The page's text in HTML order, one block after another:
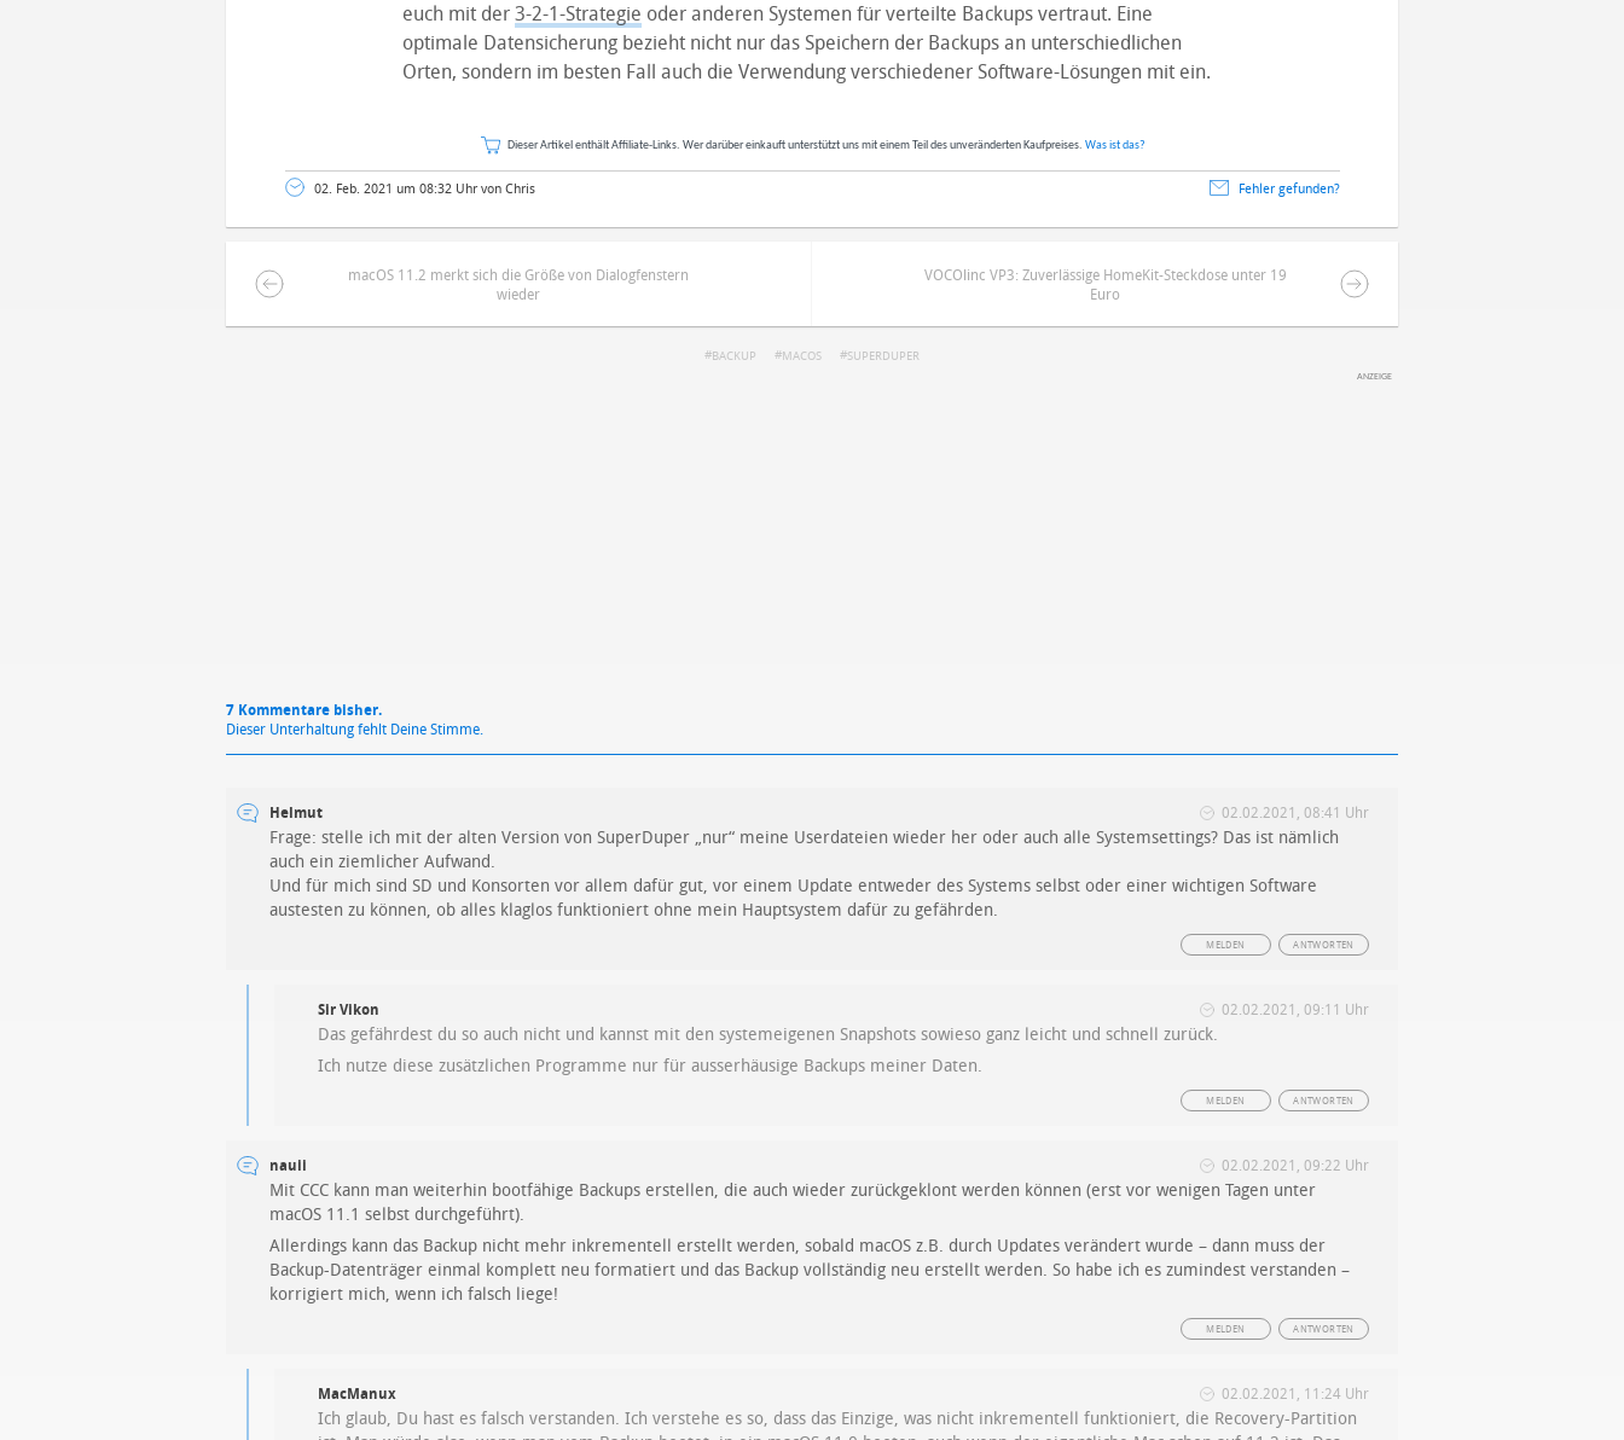
euch mit der 3-2-1-Strategie oder anderen Systemen für verteilte Backups vertraut. Eine
optimale Datensicherung bezieht nicht nur das Speichern der Backups an unterschiedlichen
Orten, sondern im besten Fall auch die Verwendung verschiedener Software-Lösungen mit ein.
Dieser Artikel enthält Affiliate-Links. Wer darüber einkauft unterstützt uns mit einem Teil des unveränderten Kaufpreises. Was ist das?
02. Feb. 2021 um 08:32 Uhr von Chris Fehler gefunden?
macOS 11.2 merkt sich die Größe von Dialogfenstern
wieder
VOCOlinc VP3: Zuverlässige HomeKit-Steckdose unter 19
Euro
BACKUP MACOS SUPERDUPER
7 Kommentare bisher.
Dieser Unterhaltung fehlt Deine Stimme.
Helmut 02.02.2021, 08:41 Uhr
Frage: stelle ich mit der alten Version von SuperDuper „nur“ meine Userdateien wieder her oder auch alle Systemsettings? Das ist nämlich
auch ein ziemlicher Aufwand.
Und für mich sind SD und Konsorten vor allem dafür gut, vor einem Update entweder des Systems selbst oder einer wichtigen Software
austesten zu können, ob alles klaglos funktioniert ohne mein Hauptsystem dafür zu gefährden.
ANTWORTEN
MELDEN
Sir Vikon 02.02.2021, 09:11 Uhr
Das gefährdest du so auch nicht und kannst mit den systemeigenen Snapshots sowieso ganz leicht und schnell zurück.
Ich nutze diese zusätzlichen Programme nur für ausserhäusige Backups meiner Daten.
ANTWORTEN
MELDEN
nauii 02.02.2021, 09:22 Uhr
Mit CCC kann man weiterhin bootfähige Backups erstellen, die auch wieder zurückgeklont werden können (erst vor wenigen Tagen unter
macOS 11.1 selbst durchgeführt).
Allerdings kann das Backup nicht mehr inkrementell erstellt werden, sobald macOS z.B. durch Updates verändert wurde – dann muss der
Backup-Datenträger einmal komplett neu formatiert und das Backup vollständig neu erstellt werden. So habe ich es zumindest verstanden –
korrigiert mich, wenn ich falsch liege!
ANTWORTEN
MELDEN
MacManux 02.02.2021, 11:24 Uhr
Ich glaub, Du hast es falsch verstanden. Ich verstehe es so, dass das Einzige, was nicht inkrementell funktioniert, die Recovery-Partition